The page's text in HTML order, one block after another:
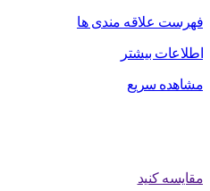
فهرست علاقه مندی ها
اطلاعات بیشتر
مشاهده سریع
مقایسه کنید